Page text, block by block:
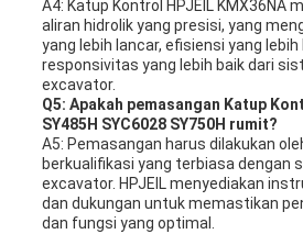
A4: Katup Kontrol HPJEIL KMX36NA
aliran hidrolik yang presisi, yang
yang lebih lancar, efisiensi yang lebih
responsivitas yang lebih baik dari
excavator.
Q5: Apakah pemasangan Katup
SY485H SYC6028 SY750H rumit?
A5: Pemasangan harus dilakukan
berkualifikasi yang terbiasa dengan
excavator. HPJEIL menyediakan
dan dukungan untuk memastikan
dan fungsi yang optimal.